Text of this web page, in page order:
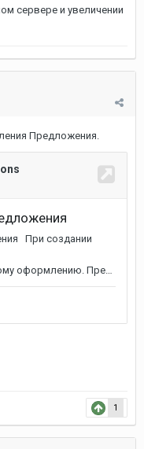
сервере и увеличении
Предложения.
1